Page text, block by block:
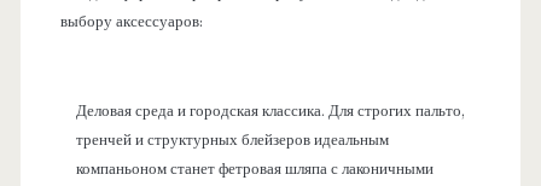
выбору аксессуаров:
Деловая среда и городская классика. Для строгих пальто,
тренчей и структурных блейзеров идеальным
компаньоном станет фетровая шляпа с лаконичными